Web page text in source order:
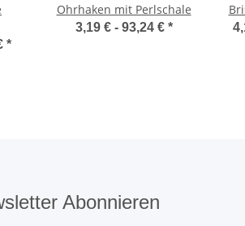
*
Ohrhaken mit Perlschale
3,19 € - 93,24 € *
Abonnieren